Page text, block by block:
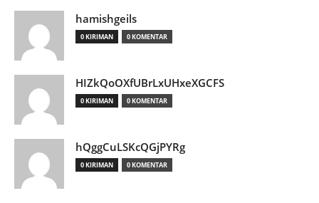
hamishgeils
0 KIRIMAN 0 KOMENTAR
HIZkQoOXfUBrLxUHxeXGCFS
0 KIRIMAN 0 KOMENTAR
hQggCuLSKcQGjPYRg
0 KIRIMAN 0 KOMENTAR